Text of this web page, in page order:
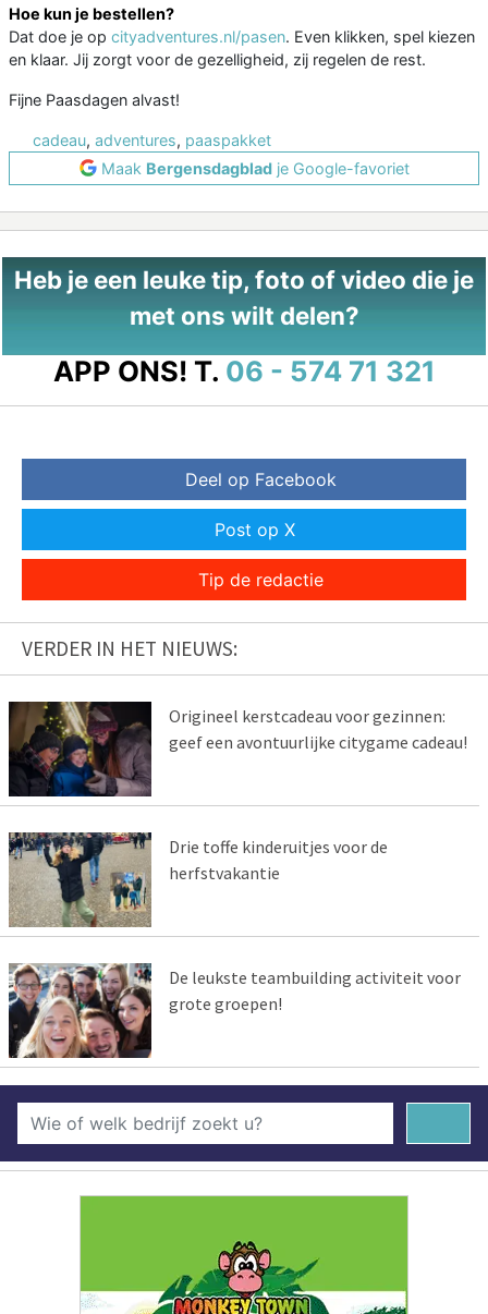
Hoe kun je bestellen?
Dat doe je op cityadventures.nl/pasen. Even klikken, spel kiezen
en klaar. Jij zorgt voor de gezelligheid, zij regelen de rest.
Fijne Paasdagen alvast!
cadeau, adventures, paaspakket
Maak Bergensdagbladje Google-favoriet
Heb je een leuke tip, foto of video die je
met ons wilt delen?
APP ONS! T. 06 - 574 71 321
Deel op Facebook
Post op X
Tip de redactie
VERDER IN HET NIEUWS:
Origineel kerstcadeau voor gezinnen:
geef een avontuurlijke citygame cadeau!
Drie toffe kinderuitjes voor de
herfstvakantie
De leukste teambuilding activiteit voor
grote groepen!